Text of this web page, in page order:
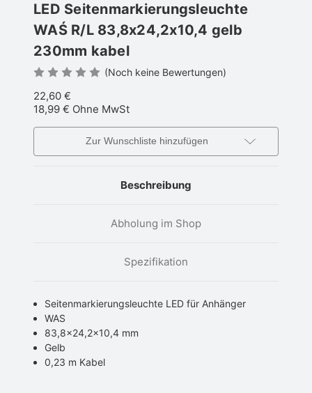
LED Seitenmarkierungsleuchte
WAŚ R/L 83,8x24,2x10,4 gelb
230mm kabel
(Noch keine Bewertungen)
22,60 €
18,99 € Ohne MwSt
Zur Wunschliste hinzufügen
Beschreibung
Abholung im Shop
Spezifikation
Seitenmarkierungsleuchte LED für Anhänger
WAS
83,8×24,2×10,4 mm
Gelb
0,23 m Kabel